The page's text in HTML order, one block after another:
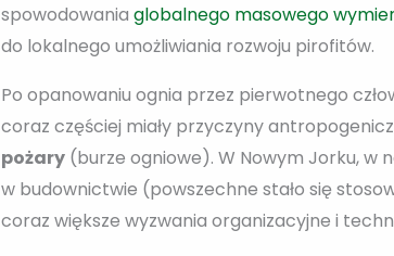
spowodowania globalnego masowego
do lokalnego umożliwiania rozwoju pirofitów.
Po opanowaniu ognia przez pierwotnego
coraz częściej miały przyczyny
pożary (burze ogniowe). W Nowym Jorku, w
w budownictwie (powszechne stało się
coraz większe wyzwania organizacyjne i